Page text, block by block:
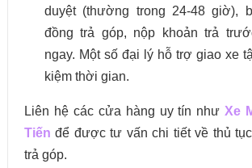
duyệt (thường trong 24-48 giờ),
đồng trả góp, nộp khoản trả
ngay. Một số đại lý hỗ trợ giao xe
kiệm thời gian.
Liên hệ các cửa hàng uy tín nhưXe
Tiến để được tư vấn chi tiết về thủ
trả góp.